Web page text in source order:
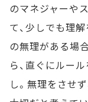
のマネジャーや
て、少しでも理
の無理がある場
ら、直ぐにルー
し。無理をさせ